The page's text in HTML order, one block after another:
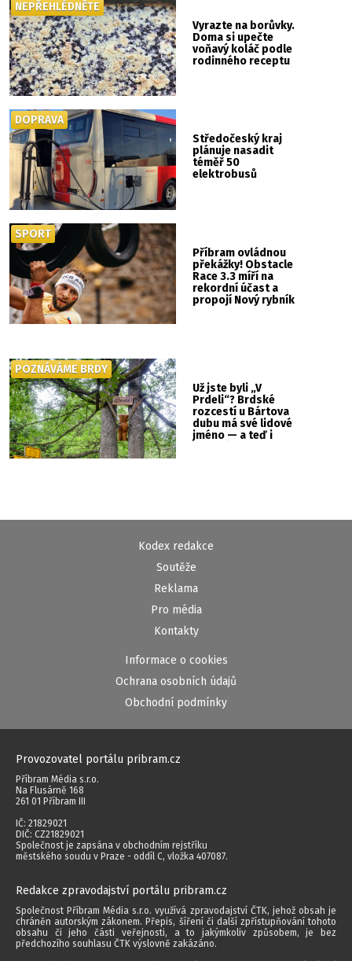
Vyrazte na borůvky.
Doma si upečte
voňavý koláč podle
rodinného receptu
NEPŘEHLÉDNĚTE
Středočeský kraj
plánuje nasadit
téměř 50
elektrobusů
DOPRAVA
Příbram ovládnou
překážky! Obstacle
Race 3.3 míří na
rekordní účast a
propojí Nový rybník
SPORT
Už jste byli „V
Prdeli“? Brdské
rozcestí u Bártova
dubu má své lidové
jméno — a teď i
POZNÁVÁME BRDY
Kodex redakce
Soutěže
Reklama
Pro média
Kontakty
Informace o cookies
Ochrana osobních údajů
Obchodní podmínky
Provozovatel portálu pribram.cz
Příbram Média s.r.o.
Na Flusárně 168
261 01 Příbram III
IČ: 21829021
DIČ: CZ21829021
Společnost je zapsána v obchodním rejstříku
městského soudu v Praze - oddíl C, vložka 407087.
Redakce zpravodajství portálu pribram.cz
Společnost Příbram Média s.r.o. využívá zpravodajství ČTK, jehož obsah je
chráněn autorským zákonem. Přepis, šíření či další zpřístupňování tohoto
obsahu či jeho části veřejnosti, a to jakýmkoliv způsobem, je bez
předchozího souhlasu ČTK výslovně zakázáno.